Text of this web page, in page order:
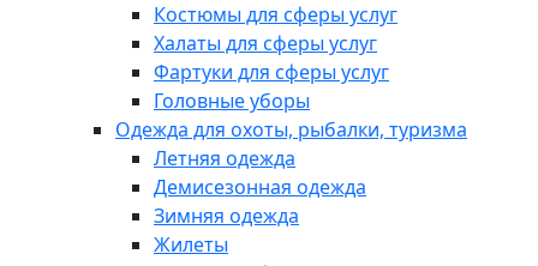
Костюмы для сферы услуг
Халаты для сферы услуг
Фартуки для сферы услуг
Головные уборы
Одежда для охоты, рыбалки, туризма
Летняя одежда
Демисезонная одежда
Зимняя одежда
Жилеты